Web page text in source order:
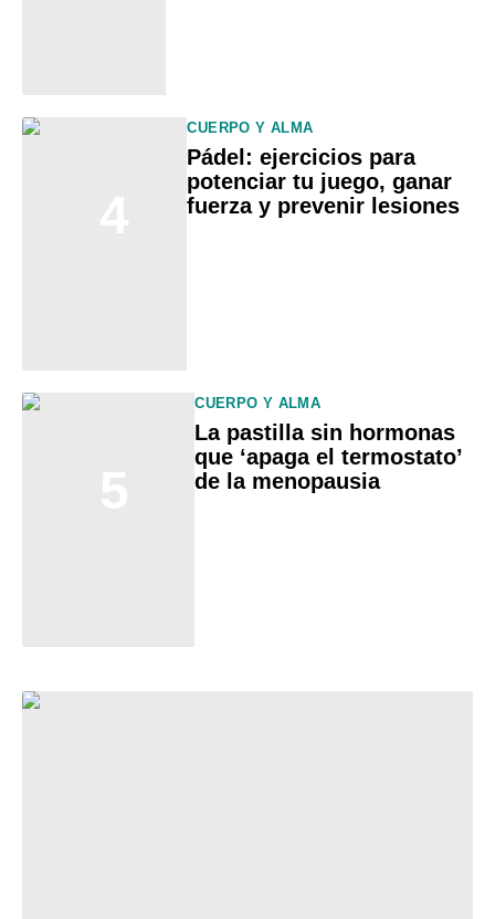
CUERPO Y ALMA
Pádel: ejercicios para
potenciar tu juego, ganar
fuerza y prevenir lesiones
CUERPO Y ALMA
La pastilla sin hormonas
que ‘apaga el termostato’
de la menopausia